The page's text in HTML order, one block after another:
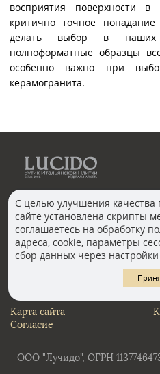
восприятия поверхности
критично точное
делать выбор в наших
полноформатные образцы
особенно важно при
керамогранита.
КОНТАКТЫ
Москва, Пречистенка
Казань
Карта сайта
Согласие
ООО "Лучидо", ОГРН
С целью улучшения качества
сайте установлена скрипты
соглашаетесь на обработку
адреса, cookie, параметры
сбор данных через настройки